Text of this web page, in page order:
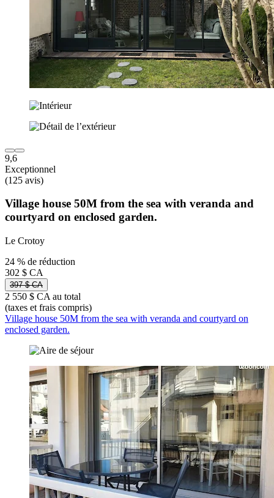
9,6
Exceptionnel
(125 avis)
Village house 50M from the sea with veranda and
courtyard on enclosed garden.
Le Crotoy
24 % de réduction
302 $ CA
397 $ CA
2 550 $ CA au total
(taxes et frais compris)
Village house 50M from the sea with veranda and courtyard on
enclosed garden.